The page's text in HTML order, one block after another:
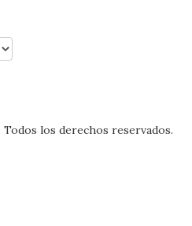
los derechos reservados.